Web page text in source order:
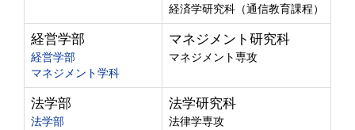
経済学研究科（通信教育課程）
経営学部
経営学部
マネジメント学科
マネジメント研究科
マネジメント専攻
法学部
法学部
法学研究科
法律学専攻